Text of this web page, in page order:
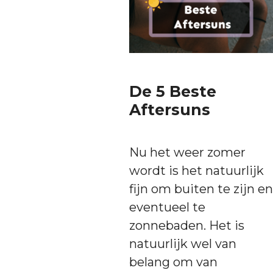
De 5 Beste
Aftersuns
Nu het weer zomer
wordt is het natuurlijk
fijn om buiten te zijn en
eventueel te
zonnebaden. Het is
natuurlijk wel van
belang om van